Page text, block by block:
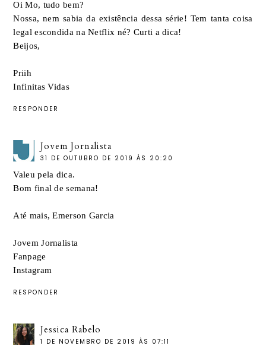
Oi Mo, tudo bem?
Nossa, nem sabia da existência dessa série! Tem tanta coisa
legal escondida na Netflix né? Curti a dica!
Beijos,
Priih
Infinitas Vidas
RESPONDER
Jovem Jornalista
31 DE OUTUBRO DE 2019 ÀS 20:20
Valeu pela dica.
Bom final de semana!
Até mais, Emerson Garcia
Jovem Jornalista
Fanpage
Instagram
RESPONDER
Jessica Rabelo
1 DE NOVEMBRO DE 2019 ÀS 07:11